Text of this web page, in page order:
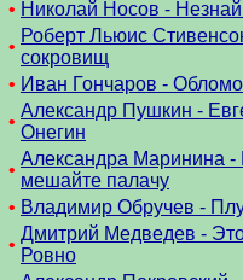
• Николай Носов -
•
Роберт Льюис
сокровищ
• Иван Гончаров -
•
Александр Пушкин -
Онегин
•
Александра Маринина -
мешайте палачу
• Владимир Обручев -
•
Дмитрий Медведев -
Ровно